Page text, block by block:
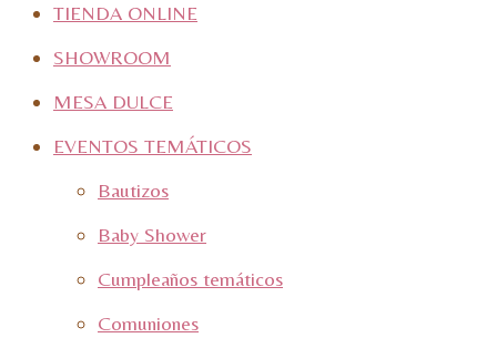
TIENDA ONLINE
SHOWROOM
MESA DULCE
EVENTOS TEMÁTICOS
Bautizos
Baby Shower
Cumpleaños temáticos
Comuniones